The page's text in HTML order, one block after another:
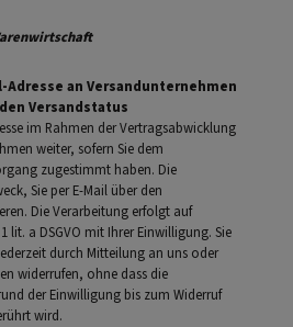
Adresse an Versandunternehmen
Versandstatus
im Rahmen der Vertragsabwicklung
weiter, sofern Sie dem
zugestimmt haben. Die
Sie per E-Mail über den
Die Verarbeitung erfolgt auf
lit. a DSGVO mit Ihrer Einwilligung. Sie
durch Mitteilung an uns oder
widerrufen, ohne dass die
der Einwilligung bis zum Widerruf
wird.